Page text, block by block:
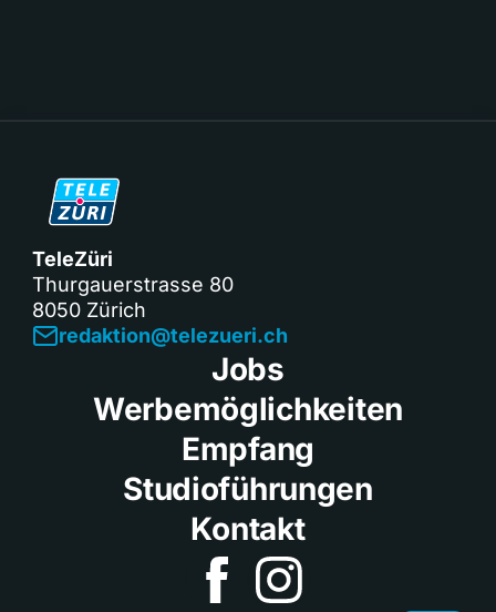
TeleZüri
Thurgauerstrasse 80
8050 Zürich
redaktion@telezueri.ch
Jobs
Werbemöglichkeiten
Empfang
Studioführungen
Kontakt